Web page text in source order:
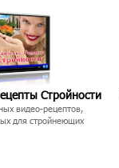
Стройности
видео-рецептов,
для стройнеющих